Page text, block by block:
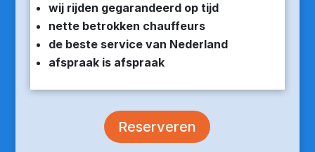
wij rijden gegarandeerd op tijd
nette betrokken chauffeurs
de beste service van Nederland
afspraak is afspraak
Reserveren